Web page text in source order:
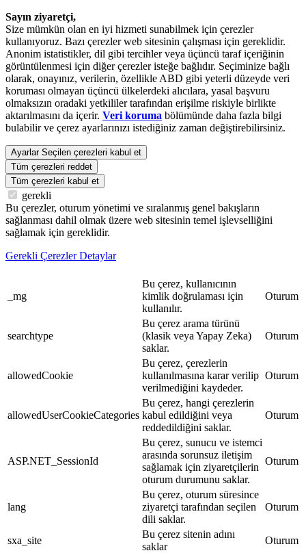
Sayın ziyaretçi,
Size mümkün olan en iyi hizmeti sunabilmek için çerezler
kullanıyoruz. Bazı çerezler web sitesinin çalışması için gereklidir.
Anonim istatistikler, dil gibi tercihler veya üçüncü taraf içeriğinin
görüntülenmesi için diğer çerezler isteğe bağlıdır. Seçiminize bağlı
olarak, onayınız, verilerin, özellikle ABD gibi yeterli düzeyde veri
koruması olmayan üçüncü ülkelerdeki alıcılara, yasal başvuru
olmaksızın oradaki yetkililer tarafından erişilme riskiyle birlikte
aktarılmasını da içerir. Veri koruma bölümünde daha fazla bilgi
bulabilir ve çerez ayarlarınızı istediğiniz zaman değiştirebilirsiniz.
Ayarlar Seçilen çerezleri kabul et
Tüm çerezleri reddet
Tüm çerezleri kabul et
gerekli
Bu çerezler, oturum yönetimi ve sıralanmış genel bakışların
sağlanması dahil olmak üzere web sitesinin temel işlevselliğini
sağlamak için gereklidir.
Gerekli Çerezler Detaylar
_mg
Bu çerez, kullanıcının
kimlik doğrulaması için
kullanılır.
Oturum
searchtype
Bu çerez arama türünü
(klasik veya Yapay Zeka)
saklar.
Oturum
allowedCookie
Bu çerez, çerezlerin
kullanılmasına karar verilip
verilmediğini kaydeder.
Oturum
allowedUserCookieCategories
Bu çerez, hangi çerezlerin
kabul edildiğini veya
reddedildiğini saklar.
Oturum
ASP.NET_SessionId
Bu çerez, sunucu ve istemci
arasında sorunsuz iletişim
sağlamak için ziyaretçilerin
oturum durumunu saklar.
Oturum
lang
Bu çerez, oturum süresince
ziyaretçi tarafından seçilen
dili saklar.
Oturum
sxa_site
Bu çerez sitenin adını
saklar
Oturum